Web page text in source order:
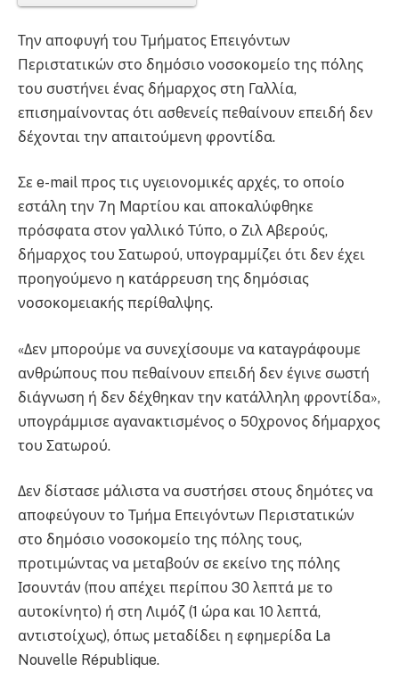
Την αποφυγή του Τμήματος Επειγόντων
Περιστατικών στο δημόσιο νοσοκομείο της πόλης
του συστήνει ένας δήμαρχος στη Γαλλία,
επισημαίνοντας ότι ασθενείς πεθαίνουν επειδή δεν
δέχονται την απαιτούμενη φροντίδα.
Σε e-mail προς τις υγειονομικές αρχές, το οποίο
εστάλη την 7η Μαρτίου και αποκαλύφθηκε
πρόσφατα στον γαλλικό Τύπο, ο Ζιλ Αβερούς,
δήμαρχος του Σατωρού, υπογραμμίζει ότι δεν έχει
προηγούμενο η κατάρρευση της δημόσιας
νοσοκομειακής περίθαλψης.
«Δεν μπορούμε να συνεχίσουμε να καταγράφουμε
ανθρώπους που πεθαίνουν επειδή δεν έγινε σωστή
διάγνωση ή δεν δέχθηκαν την κατάλληλη φροντίδα»,
υπογράμμισε αγανακτισμένος ο 50χρονος δήμαρχος
του Σατωρού.
Δεν δίστασε μάλιστα να συστήσει στους δημότες να
αποφεύγουν το Τμήμα Επειγόντων Περιστατικών
στο δημόσιο νοσοκομείο της πόλης τους,
προτιμώντας να μεταβούν σε εκείνο της πόλης
Ισουντάν (που απέχει περίπου 30 λεπτά με το
αυτοκίνητο) ή στη Λιμόζ (1 ώρα και 10 λεπτά,
αντιστοίχως), όπως μεταδίδει η εφημερίδα La
Nouvelle République.